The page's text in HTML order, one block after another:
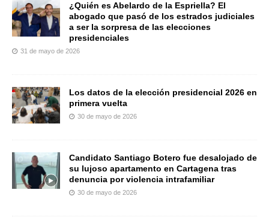
¿Quién es Abelardo de la Espriella? El
abogado que pasó de los estrados judiciales
a ser la sorpresa de las elecciones
presidenciales
31 de mayo de 2026
Los datos de la elección presidencial 2026 en
primera vuelta
30 de mayo de 2026
Candidato Santiago Botero fue desalojado de
su lujoso apartamento en Cartagena tras
denuncia por violencia intrafamiliar
30 de mayo de 2026